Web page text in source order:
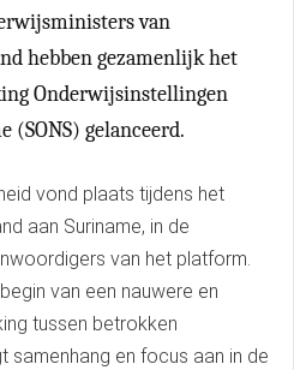
van
hebben gezamenlijk het
Onderwijsinstellingen
(SONS) gelanceerd.
vond plaats tijdens het
aan Suriname, in de
van het platform.
van een nauwere en
tussen betrokken
samenhang en focus aan in de